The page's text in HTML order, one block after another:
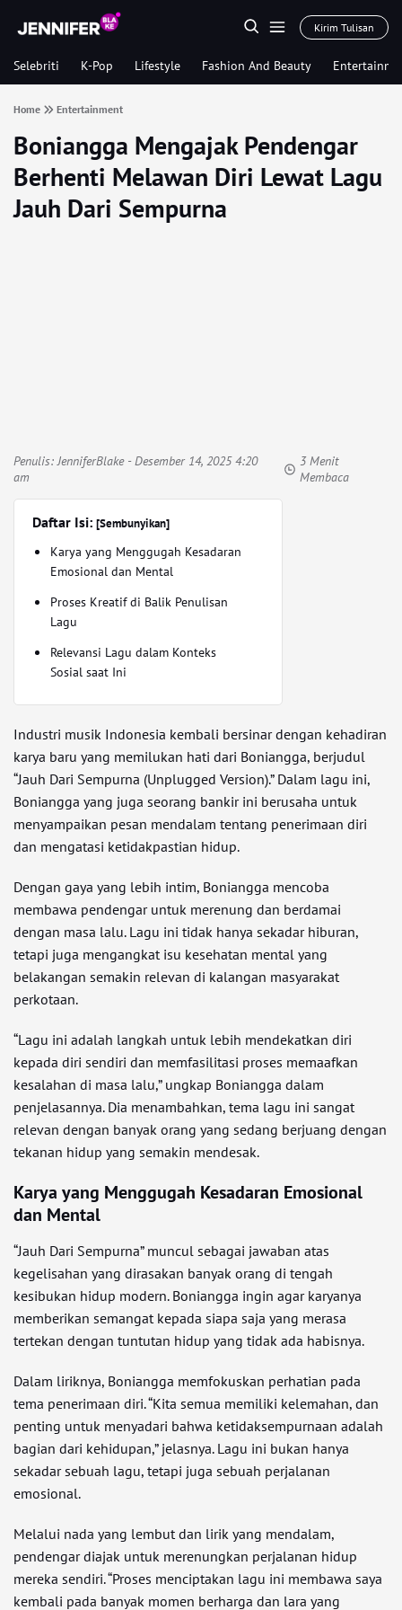
Kirim Tulisan
Selebriti K-Pop Lifestyle Fashion And Beauty
Home Entertainment
Boniangga Mengajak Pendengar
Berhenti Melawan Diri Lewat Lagu
Jauh Dari Sempurna
Penulis:JenniferBlake- Desember 14, 2025 4:20
am
3 Menit
Membaca
Daftar Isi: [Sembunyikan]
Karya yang Menggugah Kesadaran
Emosional dan Mental
Proses Kreatif di Balik Penulisan
Lagu
Relevansi Lagu dalam Konteks
Sosial saat Ini
Industri musik Indonesia kembali bersinar dengan kehadiran
karya baru yang memilukan hati dari Boniangga, berjudul
“Jauh Dari Sempurna (Unplugged Version).” Dalam lagu ini,
Boniangga yang juga seorang bankir ini berusaha untuk
menyampaikan pesan mendalam tentang penerimaan diri
dan mengatasi ketidakpastian hidup.
Dengan gaya yang lebih intim, Boniangga mencoba
membawa pendengar untuk merenung dan berdamai
dengan masa lalu. Lagu ini tidak hanya sekadar hiburan,
tetapi juga mengangkat isu kesehatan mental yang
belakangan semakin relevan di kalangan masyarakat
perkotaan.
“Lagu ini adalah langkah untuk lebih mendekatkan diri
kepada diri sendiri dan memfasilitasi proses memaafkan
kesalahan di masa lalu,” ungkap Boniangga dalam
penjelasannya. Dia menambahkan, tema lagu ini sangat
relevan dengan banyak orang yang sedang berjuang dengan
tekanan hidup yang semakin mendesak.
Karya yang Menggugah Kesadaran Emosional
dan Mental
“Jauh Dari Sempurna” muncul sebagai jawaban atas
kegelisahan yang dirasakan banyak orang di tengah
kesibukan hidup modern. Boniangga ingin agar karyanya
memberikan semangat kepada siapa saja yang merasa
tertekan dengan tuntutan hidup yang tidak ada habisnya.
Dalam liriknya, Boniangga memfokuskan perhatian pada
tema penerimaan diri. “Kita semua memiliki kelemahan, dan
penting untuk menyadari bahwa ketidaksempurnaan adalah
bagian dari kehidupan,” jelasnya. Lagu ini bukan hanya
sekadar sebuah lagu, tetapi juga sebuah perjalanan
emosional.
Melalui nada yang lembut dan lirik yang mendalam,
pendengar diajak untuk merenungkan perjalanan hidup
mereka sendiri. “Proses menciptakan lagu ini membawa saya
kembali pada banyak momen berharga dan lara yang